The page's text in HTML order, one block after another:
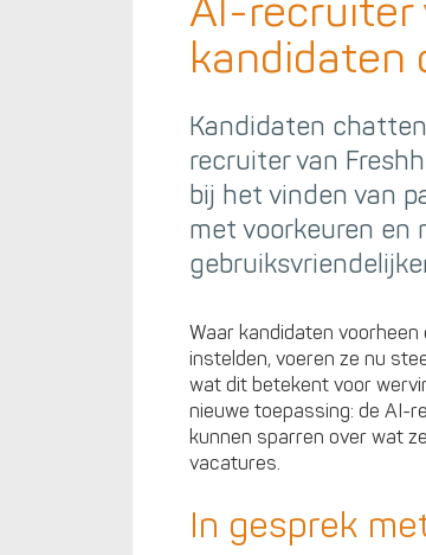
AI-recruiter
kandidaten
Kandidaten
recruiter van
bij het vinden van
met voorkeuren en
Waar kandidaten
instelden, voeren ze nu
wat dit betekent voor
nieuwe toepassing: de AI-
kunnen sparren over wat
vacatures.
In gesprek